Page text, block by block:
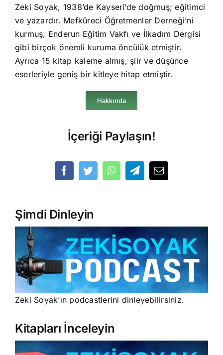
Zeki Soyak, 1938’de Kayseri’de doğmuş; eğitimci
ve yazardır. Mefkûreci Öğretmenler Derneği’ni
kurmuş, Enderun Eğitim Vakfı ve İlkadım Dergisi
gibi birçok önemli kuruma öncülük etmiştir.
Ayrıca 15 kitap kaleme almış, şiir ve düşünce
eserleriyle geniş bir kitleye hitap etmiştir.
Hakkında
İçeriği Paylaşın!
Şimdi Dinleyin
Zeki Soyak’ın podcastlerini dinleyebilirsiniz.
Kitapları İnceleyin